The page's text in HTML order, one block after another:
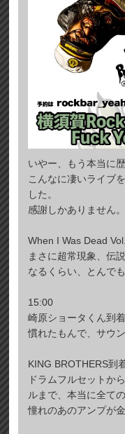
いやー、もう本当に
こんなに凄いライブ
した。
感謝しかありません。
When I Was Dead
まさに超常現象、伝
なるくらい、とんで
15:00
崎原ショータくん到着
慣れたもんで、サウ
KING BROTHERS到着
ドラムフルセットか
ルまで、本当に全て
憧れのあのアンプが